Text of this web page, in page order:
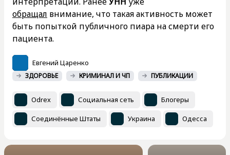
обращал внимание, что такая активность может
быть попыткой публичного пиара на смерти его
пациента.
Евгений Царенко
ЗДОРОВЬЕ КРИМИНАЛ И ЧП ПУБЛИКАЦИИ
Odrex Социальная сеть Блогеры
Соединённые Штаты Украина Одесса